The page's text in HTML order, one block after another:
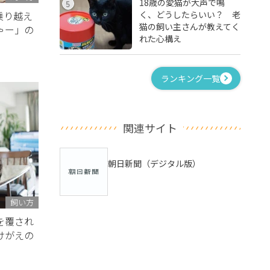
越え
ー」の
飼い方
覆され
えの
5
く、どうしたらいい？ 老
猫の飼い主さんが教えてく
れた心構え
ランキング一覧
関連サイト
朝日新聞（デジタル版）